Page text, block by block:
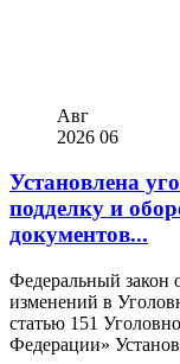
Авг
2026 06
Установлена
подделку и
документов...
Федеральный закон
изменений в
статью 151
Федерации»